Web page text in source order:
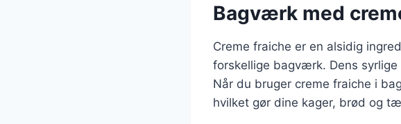
Bagværk med
Creme fraiche er en alsidig
forskellige bagværk. Dens
Når du bruger creme fraiche i
hvilket gør dine kager, brød og